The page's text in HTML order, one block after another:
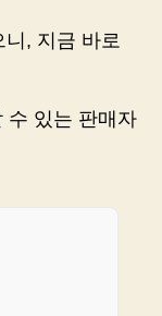
로
종
니
, 지금 바로
수 있는 판매자